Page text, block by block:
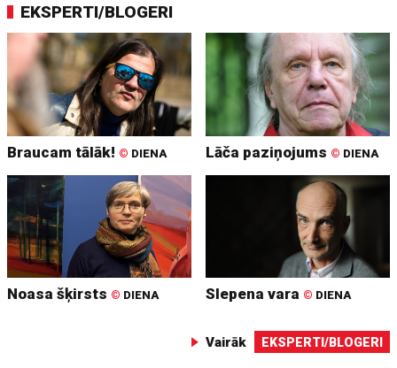
EKSPERTI/BLOGERI
Braucam tālāk! © DIENA Lāča paziņojums © DIENA
Noasa šķirsts © DIENA Slepena vara © DIENA
Vairāk EKSPERTI/BLOGERI